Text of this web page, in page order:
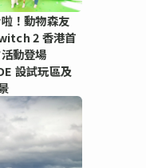
啦！動物森友
2 香港首
動登場
設試玩區及